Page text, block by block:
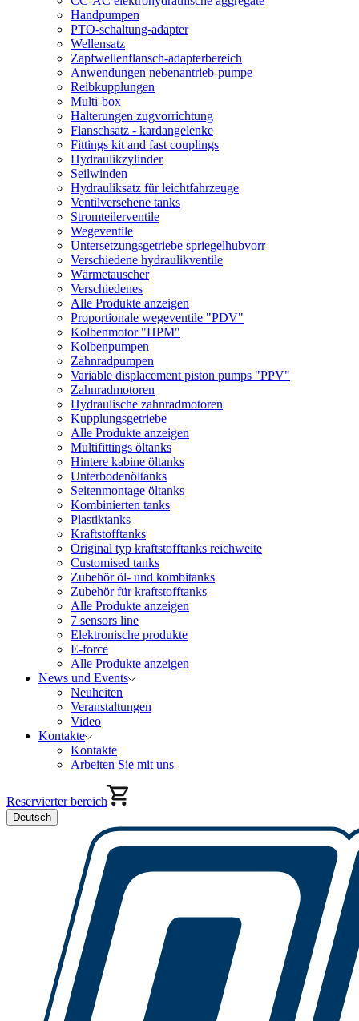
Handpumpen
PTO-schaltung-adapter
Wellensatz
Zapfwellenflansch-adapterbereich
Anwendungen nebenantrieb-pumpe
Reibkupplungen
Multi-box
Halterungen zugvorrichtung
Flanschsatz - kardangelenke
Fittings kit and fast couplings
Hydraulikzylinder
Seilwinden
Hydrauliksatz für leichtfahrzeuge
Ventilversehene tanks
Stromteilerventile
Wegeventile
Untersetzungsgetriebe spriegelhubvorr
Verschiedene hydraulikventile
Wärmetauscher
Verschiedenes
Alle Produkte anzeigen
Proportionale wegeventile "PDV"
Kolbenmotor "HPM"
Kolbenpumpen
Zahnradpumpen
Variable displacement piston pumps "PPV"
Zahnradmotoren
Hydraulische zahnradmotoren
Kupplungsgetriebe
Alle Produkte anzeigen
Multifittings öltanks
Hintere kabine öltanks
Unterbodenöltanks
Seitenmontage öltanks
Kombinierten tanks
Plastiktanks
Kraftstofftanks
Original typ kraftstofftanks reichweite
Customised tanks
Zubehör öl- und kombitanks
Zubehör für kraftstofftanks
Alle Produkte anzeigen
7 sensors line
Elektronische produkte
E-force
Alle Produkte anzeigen
News und Events
Neuheiten
Veranstaltungen
Video
Kontakte
Kontakte
Arbeiten Sie mit uns
Reservierter bereich
Deutsch